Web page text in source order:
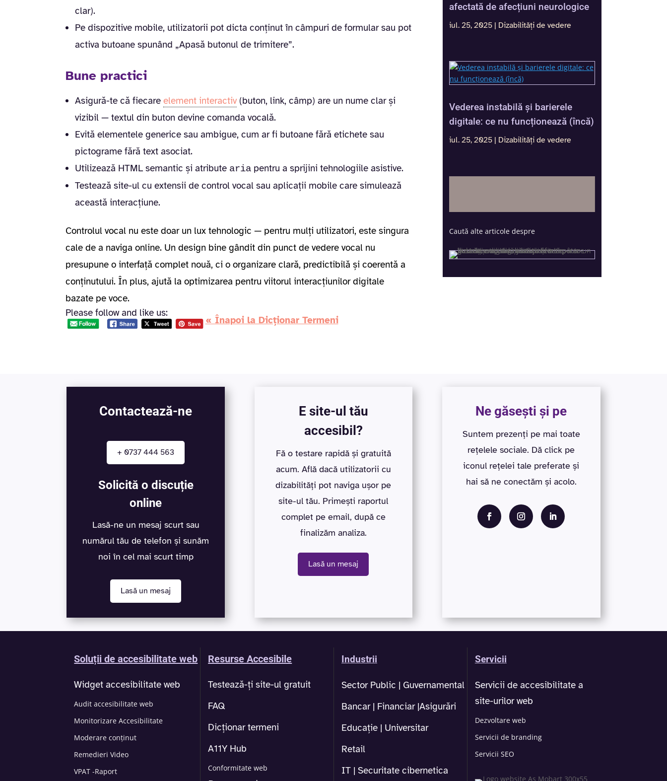
clar).
Pe dispozitive mobile, utilizatorii pot dicta conținut în câmpuri de formular sau pot
activa butoane spunând „Apasă butonul de trimitere”.
Bune practici
Asigură-te că fiecare element interactiv(buton, link, câmp) are un nume clar și
vizibil — textul din buton devine comanda vocală.
Evită elementele generice sau ambigue, cum ar fi butoane fără etichete sau
pictograme fără text asociat.
Utilizează HTML semantic și atribute aria pentru a sprijini tehnologiile asistive.
Testează site-ul cu extensii de control vocal sau aplicații mobile care simulează
această interacțiune.
Controlul vocal nu este doar un lux tehnologic — pentru mulți utilizatori, este singura
cale de a naviga online. Un design bine gândit din punct de vedere vocal nu
presupune o interfață complet nouă, ci o organizare clară, predictibilă și coerentă a
conținutului. În plus, ajută la optimizarea pentru viitorul interacțiunilor digitale
bazate pe voce.
Please follow and like us:
« Înapoi la Dicționar Termeni
afectată de afecțiuni neurologice
iul. 25, 2025 | Dizabilități de vedere
Vederea instabilă și barierele
digitale: ce nu funcționează (încă)
iul. 25, 2025 | Dizabilități de vedere
Caută alte articole despre
Contactează-ne
+ 0737 444 563
Solicită o discuție
online
Lasă-ne un mesaj scurt sau
numărul tău de telefon și sunăm
noi în cel mai scurt timp
Lasă un mesaj
E site-ul tău
accesibil?
Fă o testare rapidă și gratuită
acum. Află dacă utilizatorii cu
dizabilități pot naviga ușor pe
site-ul tău. Primești raportul
complet pe email, după ce
finalizăm analiza.
Lasă un mesaj
Ne găsești și pe
Suntem prezenți pe mai toate
rețelele sociale. Dă click pe
iconul rețelei tale preferate și
hai să ne conectăm și acolo.
Soluții de accesibilitate web
Widget accesibilitate web
Audit accesibilitate web
Monitorizare Accesibilitate
Moderare conținut
Remedieri Video
VPAT -Raport
Resurse Accesibile
Testează-ți site-ul gratuit
FAQ
Dicționar termeni
A11Y Hub
Conformitate web
Industrii
Sector Public | Guvernamental
Bancar | Financiar |Asigurări
Educație | Universitar
Retail
IT | Securitate cibernetica
Servicii
Servicii de accesibilitate a
site-urilor web
Dezvoltare web
Servicii de branding
Servicii SEO